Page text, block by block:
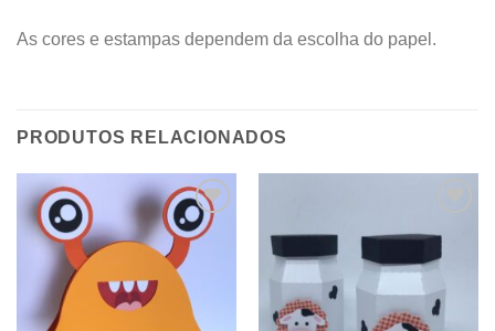
As cores e estampas dependem da escolha do papel.
PRODUTOS RELACIONADOS
Adicionar
aos
meus
desejos
meus
desejos